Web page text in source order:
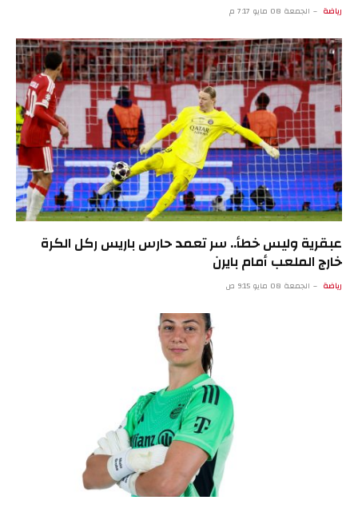
رياضة الجمعة 08 مايو 7:17 م
عبقرية وليس خطأ.. سر تعمد حارس باريس ركل الكرة
خارج الملعب أمام بايرن
رياضة الجمعة 08 مايو 9:15 ص